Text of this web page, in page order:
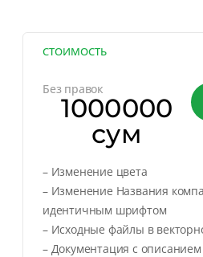
СТОИМОСТЬ
Без правок
1000000
сум
– Изменение цвета
– Изменение Названия
идентичным шрифтом
– Исходные файлы в
– Документация с описанием